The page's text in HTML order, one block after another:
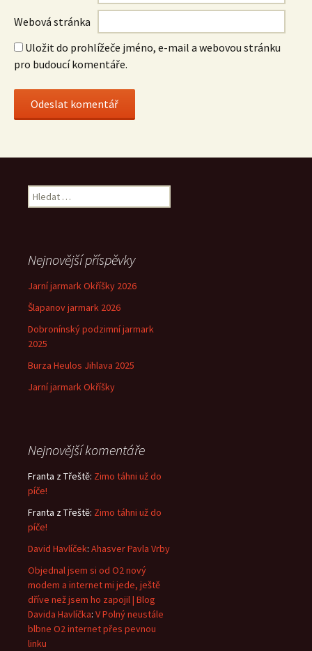
Webová stránka
Uložit do prohlížeče jméno, e-mail a webovou stránku
pro budoucí komentáře.
Vyhledávání
Nejnovější příspěvky
Jarní jarmark Okříšky 2026
Šlapanov jarmark 2026
Dobronínský podzimní jarmark
2025
Burza Heulos Jihlava 2025
Jarní jarmark Okříšky
Nejnovější komentáře
Franta z Třeště: Zimo táhni už do
píče!
Franta z Třeště: Zimo táhni už do
píče!
David Havlíček: Ahasver Pavla Vrby
Objednal jsem si od O2 nový
modem a internet mi jede, ještě
dříve než jsem ho zapojil | Blog
Davida Havlíčka: V Polný neustále
blbne O2 internet přes pevnou
linku